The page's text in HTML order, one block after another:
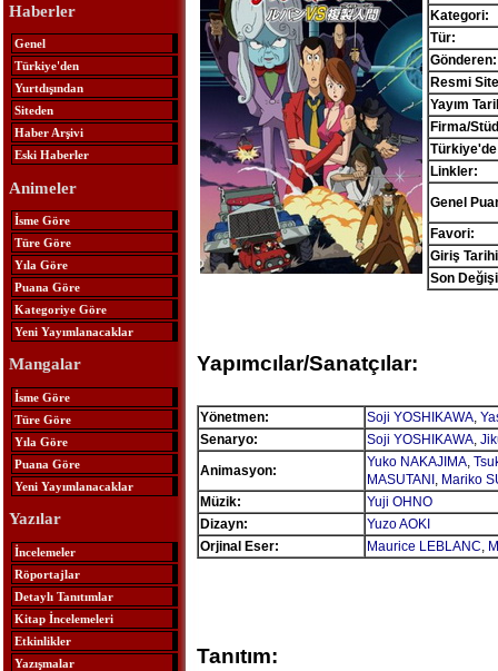
Haberler
Genel
Türkiye'den
Yurtdışından
Siteden
Haber Arşivi
Eski Haberler
Animeler
İsme Göre
Türe Göre
Yıla Göre
Puana Göre
Kategoriye Göre
Yeni Yayımlanacaklar
Mangalar
İsme Göre
Türe Göre
Yıla Göre
Puana Göre
Yeni Yayımlanacaklar
Yazılar
İncelemeler
Röportajlar
Detaylı Tanıtımlar
Kitap İncelemeleri
Etkinlikler
Yazışmalar
Kategori:
Tür:
Gönderen:
Resmi
Yayım
Firma/
Linkler:
Genel
Favori:
Giriş
Son
Yapımcılar/Sanatçılar:
Yönetmen: Soji YOSHIKAWA,
Senaryo:
Soji YOSHIKAWA,
Animasyon:
Yuko NAKAJIMA,
MASUTANI , Mariko
Müzik:
Yuji OHNO
Dizayn:
Yuzo AOKI
Orjinal Eser:
Maurice LEBLANC,
Tanıtım: